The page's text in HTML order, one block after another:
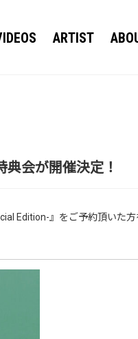
ARTIST
典会が開催決定！
Edition-』をご予約頂いた方